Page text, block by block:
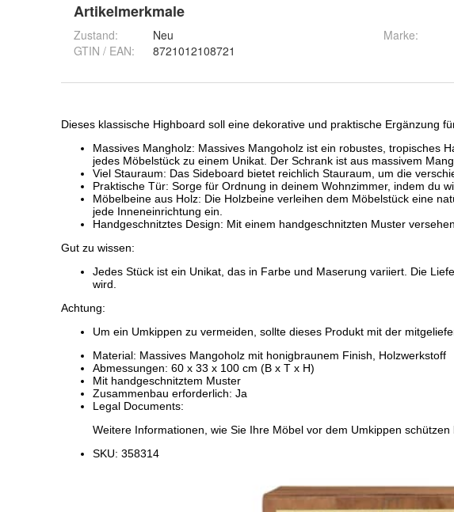
Artikelmerkmale
Zustand:
Neu
GTIN / EAN:
8721012108721
Marke: